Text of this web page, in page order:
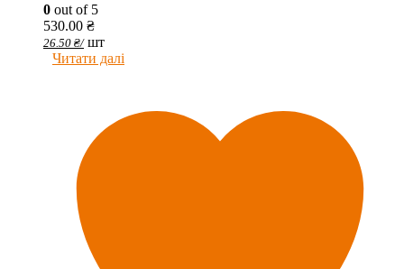
0 out of 5
530.00 ₴
26.50 ₴/ шт
Читати далі